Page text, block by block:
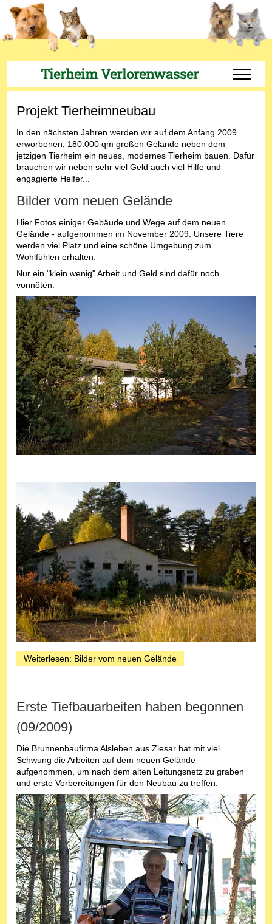
Tierheim Verlorenwasser Off-
Projekt Tierheimneubau
In den nächsten Jahren werden wir auf dem Anfang 2009
erworbenen, 180.000 qm großen Gelände neben dem
jetzigen Tierheim ein neues, modernes Tierheim bauen. Dafür
brauchen wir neben sehr viel Geld auch viel Hilfe und
engagierte Helfer...
Bilder vom neuen Gelände
Hier Fotos einiger Gebäude und Wege auf dem neuen
Gelände - aufgenommen im November 2009. Unsere Tiere
werden viel Platz und eine schöne Umgebung zum
Wohlfühlen erhalten.
Nur ein "klein wenig" Arbeit und Geld sind dafür noch
vonnöten.
Weiterlesen: Bilder vom neuen Gelände
Erste Tiefbauarbeiten haben begonnen
(09/2009)
Die Brunnenbaufirma Alsleben aus Ziesar hat mit viel
Schwung die Arbeiten auf dem neuen Gelände
aufgenommen, um nach dem alten Leitungsnetz zu graben
und erste Vorbereitungen für den Neubau zu treffen.